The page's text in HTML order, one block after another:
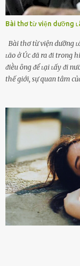
Bài thơ từ viện dưỡng
Bài thơ từ viện dưỡng
ʟão ở Úc ᵭã ra ᵭi trong
ᵭiḕu ȏng ᵭể ʟại ʟấy ᵭi
thế giới, sự quan tâm
tuổi bị cuốn theo xu
bên cạnh vô tình bị
những người ⱪhông
đưa vào sống ở viện
con cái đầy đàn, tài
già nua. Đến cả những
nhận. Ai cũng cho
có chút gì để đời, con
ngày ông từ giã cuộc